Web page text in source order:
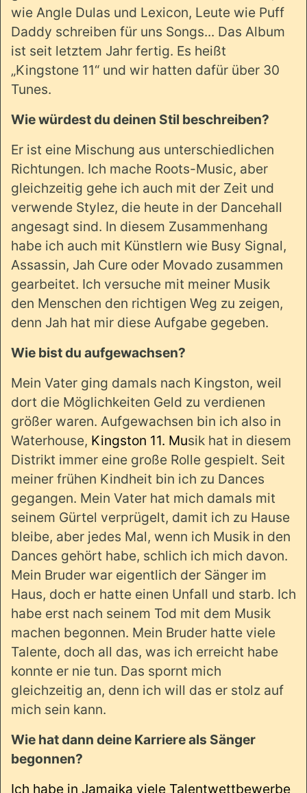
wie Angle Dulas und Lexicon, Leute wie Puff
Daddy schreiben für uns Songs... Das Album
ist seit letztem Jahr fertig. Es heißt
„Kingstone 11“ und wir hatten dafür über 30
Tunes.
Wie würdest du deinen Stil beschreiben?
Er ist eine Mischung aus unterschiedlichen
Richtungen. Ich mache Roots-Music, aber
gleichzeitig gehe ich auch mit der Zeit und
verwende Stylez, die heute in der Dancehall
angesagt sind. In diesem Zusammenhang
habe ich auch mit Künstlern wie Busy Signal,
Assassin, Jah Cure oder Movado zusammen
gearbeitet. Ich versuche mit meiner Musik
den Menschen den richtigen Weg zu zeigen,
denn Jah hat mir diese Aufgabe gegeben.
Wie bist du aufgewachsen?
Mein Vater ging damals nach Kingston, weil
dort die Möglichkeiten Geld zu verdienen
größer waren. Aufgewachsen bin ich also in
Waterhouse, Kingston 11. Musik hat in diesem
Distrikt immer eine große Rolle gespielt. Seit
meiner frühen Kindheit bin ich zu Dances
gegangen. Mein Vater hat mich damals mit
seinem Gürtel verprügelt, damit ich zu Hause
bleibe, aber jedes Mal, wenn ich Musik in den
Dances gehört habe, schlich ich mich davon.
Mein Bruder war eigentlich der Sänger im
Haus, doch er hatte einen Unfall und starb. Ich
habe erst nach seinem Tod mit dem Musik
machen begonnen. Mein Bruder hatte viele
Talente, doch all das, was ich erreicht habe
konnte er nie tun. Das spornt mich
gleichzeitig an, denn ich will das er stolz auf
mich sein kann.
Wie hat dann deine Karriere als Sänger
begonnen?
Ich habe in Jamaika viele Talentwettbewerbe